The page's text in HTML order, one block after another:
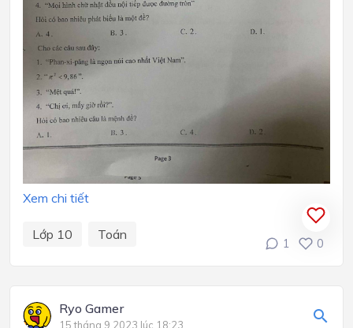
Xem chi tiết
Lớp 10 Toán
1 0
Ryo Gamer
15 tháng 9 2023 lúc 18:23